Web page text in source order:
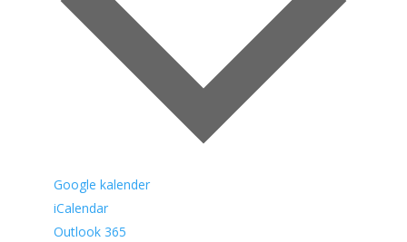
Google kalender
iCalendar
Outlook 365